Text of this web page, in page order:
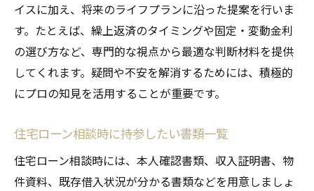
イスに加え、将来のライフプランに沿った提案を行いま
す。たとえば、繰上返済のタイミングや固定・変動金利
の選び方など、専門的な視点から最適な判断材料を提供
してくれます。疑問や不安を解消するためには、積極的
にプロの知見を活用することが重要です。
住宅ローン相談時に持参したい書類一覧
住宅ローン相談時には、本人確認書類、収入証明書、物
件資料、既存借入状況が分かる書類などを用意しましょ